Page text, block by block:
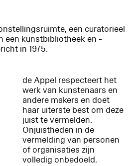
een curatorieel
een kunstbibliotheek en -
in 1975.
de Appel respecteert het
werk van kunstenaars en
andere makers en doet
haar uiterste best om deze
juist te vermelden.
Onjuistheden in de
vermelding van personen
of organisaties zijn
volledig onbedoeld.